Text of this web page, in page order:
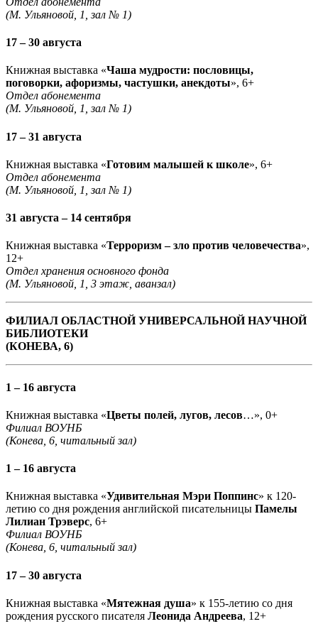
(М. Ульяновой, 1, зал № 1)
17 – 30 августа
Книжная выставка «Чаша мудрости: пословицы,
поговорки, афоризмы, частушки, анекдоты», 6+
Отдел абонемента
(М. Ульяновой, 1, зал № 1)
17 – 31 августа
Книжная выставка «Готовим малышей к школе», 6+
Отдел абонемента
(М. Ульяновой, 1, зал № 1)
31 августа – 14 сентября
Книжная выставка «Терроризм – зло против человечества»,
12+
Отдел хранения основного фонда
(М. Ульяновой, 1, 3 этаж, аванзал)
ФИЛИАЛ ОБЛАСТНОЙ УНИВЕРСАЛЬНОЙ НАУЧНОЙ
БИБЛИОТЕКИ
(КОНЕВА, 6)
1 – 16 августа
Книжная выставка «Цветы полей, лугов, лесов…», 0+
Филиал ВОУНБ
(Конева, 6, читальный зал)
1 – 16 августа
Книжная выставка «Удивительная Мэри Поппинс» к 120-
летию со дня рождения английской писательницы Памелы
Лилиан Трэверс, 6+
Филиал ВОУНБ
(Конева, 6, читальный зал)
17 – 30 августа
Книжная выставка «Мятежная душа» к 155-летию со дня
рождения русского писателя Леонида Андреева, 12+